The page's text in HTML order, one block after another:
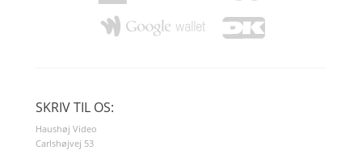
SKRIV TIL OS:
Haushøj Video
Carlshøjvej 53